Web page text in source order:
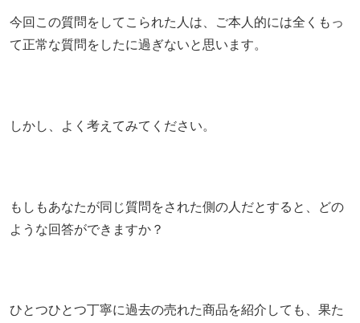
今回この質問をしてこられた人は、ご本人的には全くもっ
て正常な質問をしたに過ぎないと思います。
しかし、よく考えてみてください。
もしもあなたが同じ質問をされた側の人だとすると、どの
ような回答ができますか？
ひとつひとつ丁寧に過去の売れた商品を紹介しても、果た